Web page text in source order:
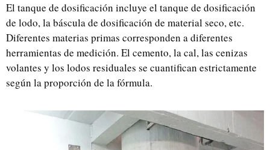
El tanque de dosificación incluye el tanque de dosificación
de lodo, la báscula de dosificación de material seco, etc.
Diferentes materias primas corresponden a diferentes
herramientas de medición. El cemento, la cal, las cenizas
volantes y los lodos residuales se cuantifican estrictamente
según la proporción de la fórmula.